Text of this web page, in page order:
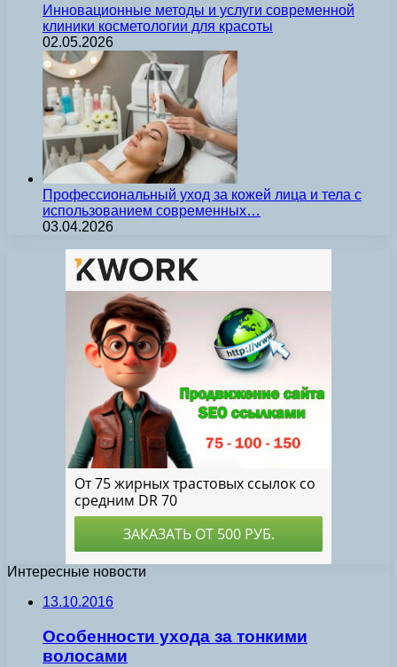
Инновационные методы и услуги современной
клиники косметологии для красоты
02.05.2026
Профессиональный уход за кожей лица и тела с
использованием современных…
03.04.2026
Интересные новости
13.10.2016
Особенности ухода за тонкими
волосами